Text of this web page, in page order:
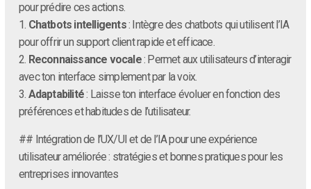
pour prédire ces actions.
1. Chatbots intelligents: Intègre des chatbots qui utilisent l’IA
pour offrir un support client rapide et efficace.
2. Reconnaissance vocale: Permet aux utilisateurs d’interagir
avec ton interface simplement par la voix.
3. Adaptabilité: Laisse ton interface évoluer en fonction des
préférences et habitudes de l’utilisateur.
## Intégration de l’UX/UI et de l’IA pour une expérience
utilisateur améliorée : stratégies et bonnes pratiques pour les
entreprises innovantes